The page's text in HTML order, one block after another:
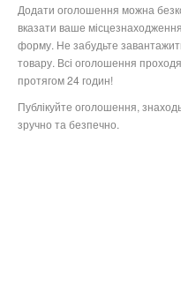
Додати оголошення можна
вказати ваше
форму. Не забудьте
товару. Всі оголошення
протягом 24 годин!
Публікуйте оголошення,
зручно та безпечно.